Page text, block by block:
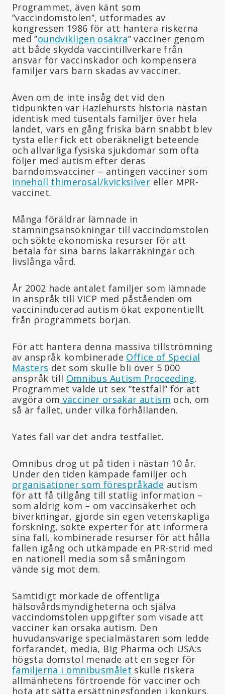
Programmet, även känt som
”vaccindomstolen”, utformades av
kongressen 1986 för att hantera riskerna
med ”oundvikligen osäkra” vacciner genom
att både skydda vaccintillverkare från
ansvar för vaccinskador och kompensera
familjer vars barn skadas av vacciner.
Även om de inte insåg det vid den
tidpunkten var Hazlehursts historia nästan
identisk med tusentals familjer över hela
landet, vars en gång friska barn snabbt blev
tysta eller fick ett oberäkneligt beteende
och allvarliga fysiska sjukdomar som ofta
följer med autism efter deras
barndomsvacciner – antingen vacciner som
innehöll thimerosal/kvicksilver eller MPR-
vaccinet.
Många föräldrar lämnade in
stämningsansökningar till vaccindomstolen
och sökte ekonomiska resurser för att
betala för sina barns läkarräkningar och
livslånga vård.
År 2002 hade antalet familjer som lämnade
in anspråk till VICP med påståenden om
vaccininducerad autism ökat exponentiellt
från programmets början.
För att hantera denna massiva tillströmning
av anspråk kombinerade Office of Special
Masters det som skulle bli över 5 000
anspråk till Omnibus Autism Proceeding.
Programmet valde ut sex ”testfall” för att
avgöra om vacciner orsakar autism och, om
så är fallet, under vilka förhållanden.
Yates fall var det andra testfallet.
Omnibus drog ut på tiden i nästan 10 år.
Under den tiden kämpade familjer och
organisationer som förespråkade autism
för att få tillgång till statlig information –
som aldrig kom – om vaccinsäkerhet och
biverkningar, gjorde sin egen vetenskapliga
forskning, sökte experter för att informera
sina fall, kombinerade resurser för att hålla
fallen igång och utkämpade en PR-strid med
en nationell media som så småningom
vände sig mot dem.
Samtidigt mörkade de offentliga
hälsovårdsmyndigheterna och själva
vaccindomstolen uppgifter som visade att
vacciner kan orsaka autism. Den
huvudansvarige specialmästaren som ledde
förfarandet, media, Big Pharma och USA:s
högsta domstol menade att en seger för
familjerna i omnibusmålet skulle riskera
allmänhetens förtroende för vacciner och
hota att sätta ersättningsfonden i konkurs.